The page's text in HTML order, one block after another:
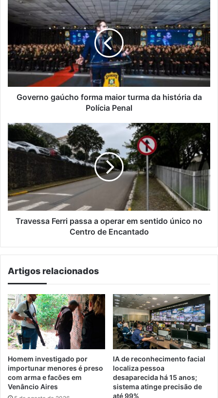
Governo
gaúcho
forma
turma
da
história
da
Polícia
PenalGoverno gaúcho forma maior turma da história da
Polícia Penal
Travessa
passa
operar
sentido
único
no
Centro
Travessa Ferri passa a operar em sentido único no
Centro de Encantado
Artigos relacionados
Homem investigado por
importunar menores é preso
com arma e facões em
Venâncio Aires
IA de reconhecimento facial
localiza pessoa
desaparecida há 15 anos;
sistema atinge precisão de
até 99%